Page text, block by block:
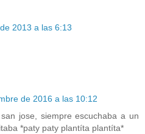
2013 a las 6:13
de 2016 a las 10:12
jose, siempre escuchaba a un
*paty paty plantíta plantíta*